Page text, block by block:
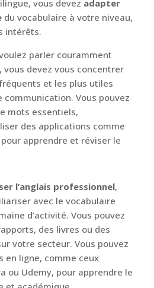
mais plutôt desavoir les
appropriée et efficace.
vous devezadapter
du vocabulaire à votre niveau,
intérêts.
parler couramment
vous devez vous concentrer
mots essentiels,
des applications comme
apprendre et réviser le
l’anglais professionnel
avec le vocabulaire